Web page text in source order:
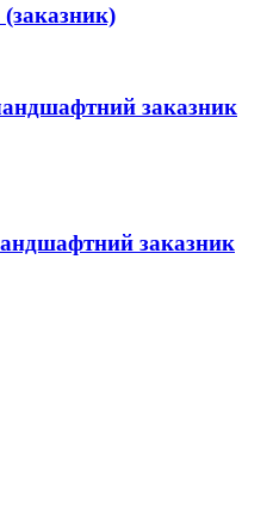
заказник
заказник